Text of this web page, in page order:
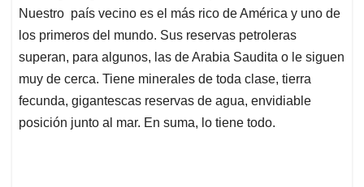
Nuestro país vecino es el más rico de América y uno de
los primeros del mundo. Sus reservas petroleras
superan, para algunos, las de Arabia Saudita o le siguen
muy de cerca. Tiene minerales de toda clase, tierra
fecunda, gigantescas reservas de agua, envidiable
posición junto al mar. En suma, lo tiene todo.